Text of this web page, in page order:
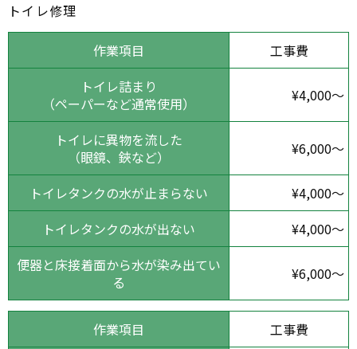
トイレ修理
作業項目
工事費
トイレ詰まり
（ペーパーなど通常使用）
¥4,000～
トイレに異物を流した
（眼鏡、鋏など）
¥6,000～
トイレタンクの水が止まらない
¥4,000～
トイレタンクの水が出ない
¥4,000～
便器と床接着面から水が染み出てい
る
¥6,000～
作業項目
工事費